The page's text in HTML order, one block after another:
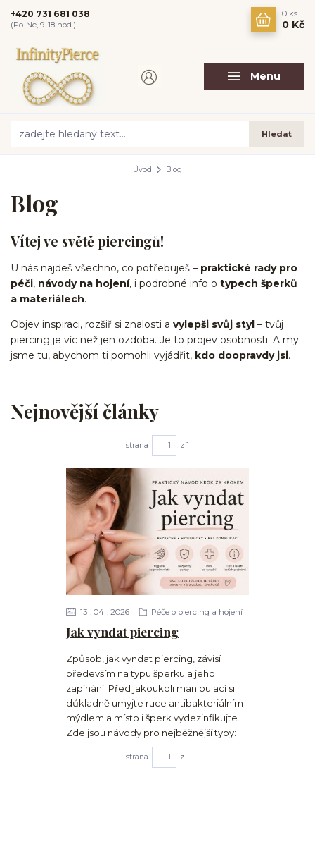
Menu
Hledat
+420 731 681 038
(Po-Ne, 9-18 hod.)
0 ks
0 Kč
Úvod Blog
Blog
Vítej ve světě piercingů!
U nás najdeš všechno, co potřebuješ – praktické rady pro
péči, návody na hojení, i podrobné info o typech šperků
a materiálech.
Objev inspiraci, rozšiř si znalosti a vylepši svůj styl – tvůj
piercing je víc než jen ozdoba. Je to projev osobnosti. A my
jsme tu, abychom ti pomohli vyjádřit, kdo doopravdy jsi.
Nejnovější články
strana z 1
Jak vyndat piercing
13 04 2026 Péče o piercing a hojení
Způsob, jak vyndat piercing, závisí
především na typu šperku a jeho
zapínání. Před jakoukoli manipulací si
důkladně umyjte ruce antibakteriálním
mýdlem a místo i šperk vydezinfikujte.
Zde jsou návody pro nejběžnější typy:
strana z 1